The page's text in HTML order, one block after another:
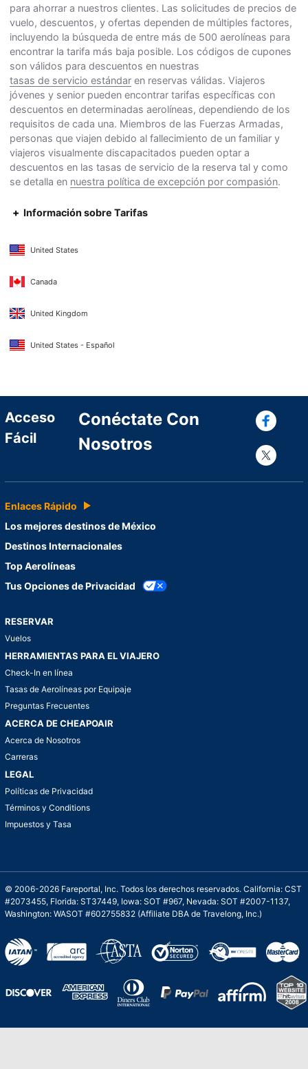
para ahorrar a nuestros clientes. Las solicitudes de precios de
vuelo, descuentos, y ofertas dependen de múltiples factores,
incluyendo la búsqueda de entre más de 500 aerolíneas para
encontrar la tarifa más baja posible. Los códigos de cupones
son válidos para descuentos en nuestras
tasas de servicio estándar en reservas válidas. Viajeros
jóvenes y senior pueden encontrar tarifas específicas con
descuentos en determinadas aerolíneas, dependiendo de los
requisitos de cada una. Miembros de las Fuerzas Armadas,
personas que viajen debido al fallecimiento de un familiar y
viajeros visualmente discapacitados pueden optar a
descuentos en las tasas de servicio de la reserva tal y como
se detalla en nuestra política de excepción por compasión.
Información sobre Tarifas
United States
Canada
United Kingdom
United States - Español
Acceso
Fácil
Conéctate Con
Nosotros
Enlaces Rápido
Los mejores destinos de México
Destinos Internacionales
Top Aerolíneas
Tus Opciones de Privacidad
RESERVAR
Vuelos
HERRAMIENTAS PARA EL VIAJERO
Check-In en línea
Tasas de Aerolíneas por Equipaje
Preguntas Frecuentes
ACERCA DE CHEAPOAIR
Acerca de Nosotros
Carreras
LEGAL
Políticas de Privacidad
Términos y Conditions
Impuestos y Tasa
© 2006-2026 Fareportal, Inc. Todos los derechos reservados. California: CST
#2073455, Florida: ST37449, Iowa: SOT #967, Nevada: SOT #2007-1137,
Washington: WASOT #602755832 (Affiliate DBA de Travelong, Inc.)